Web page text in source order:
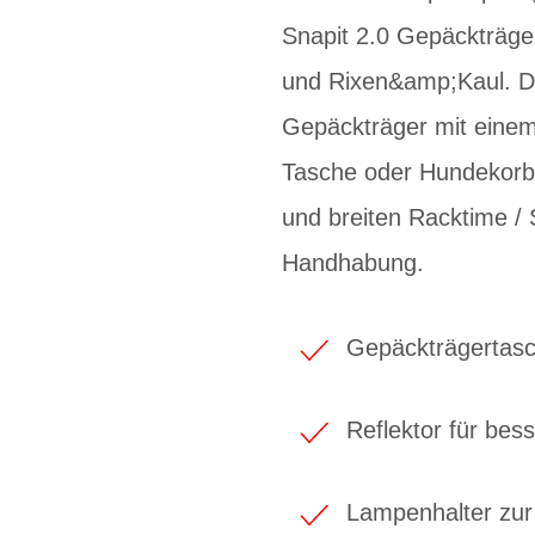
Snapit 2.0
und Rixen&amp;Kaul.
Gepäckträger mit
Tasche oder
und breiten Racktime /
Handhabung.
Reflektor für
Lampenhalter